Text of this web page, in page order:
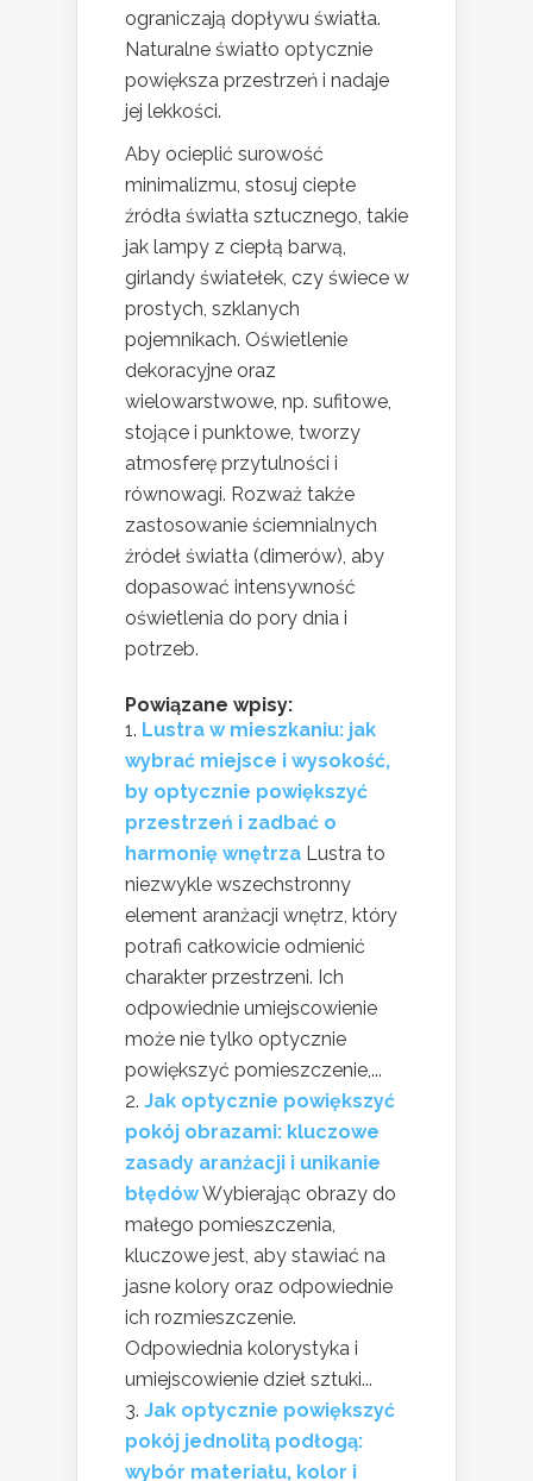
ograniczają dopływu światła.
Naturalne światło optycznie
powiększa przestrzeń i nadaje
jej lekkości.
Aby ocieplić surowość
minimalizmu, stosuj ciepłe
źródła światła sztucznego, takie
jak lampy z ciepłą barwą,
girlandy światełek, czy świece w
prostych, szklanych
pojemnikach. Oświetlenie
dekoracyjne oraz
wielowarstwowe, np. sufitowe,
stojące i punktowe, tworzy
atmosferę przytulności i
równowagi. Rozważ także
zastosowanie ściemnialnych
źródeł światła (dimerów), aby
dopasować intensywność
oświetlenia do pory dnia i
potrzeb.
Powiązane wpisy:
Lustra w mieszkaniu: jak
wybrać miejsce i wysokość,
by optycznie powiększyć
przestrzeń i zadbać o
harmonię wnętrza Lustra to
niezwykle wszechstronny
element aranżacji wnętrz, który
potrafi całkowicie odmienić
charakter przestrzeni. Ich
odpowiednie umiejscowienie
może nie tylko optycznie
powiększyć pomieszczenie,...
Jak optycznie powiększyć
pokój obrazami: kluczowe
zasady aranżacji i unikanie
błędówWybierając obrazy do
małego pomieszczenia,
kluczowe jest, aby stawiać na
jasne kolory oraz odpowiednie
ich rozmieszczenie.
Odpowiednia kolorystyka i
umiejscowienie dzieł sztuki...
Jak optycznie powiększyć
pokój jednolitą podłogą:
wybór materiału, kolor i